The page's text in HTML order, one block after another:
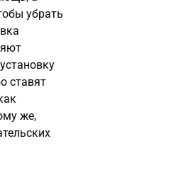
убрать
ставят
же,